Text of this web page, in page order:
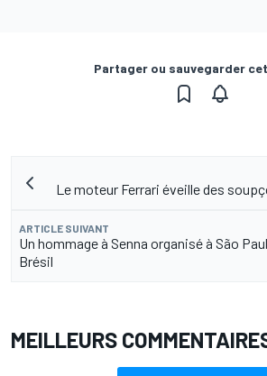
Partager ou sauvegarder
Le moteur Ferrari éveille des
ARTICLE SUIVANT
Un hommage à Senna organisé à São
Brésil
MEILLEURS